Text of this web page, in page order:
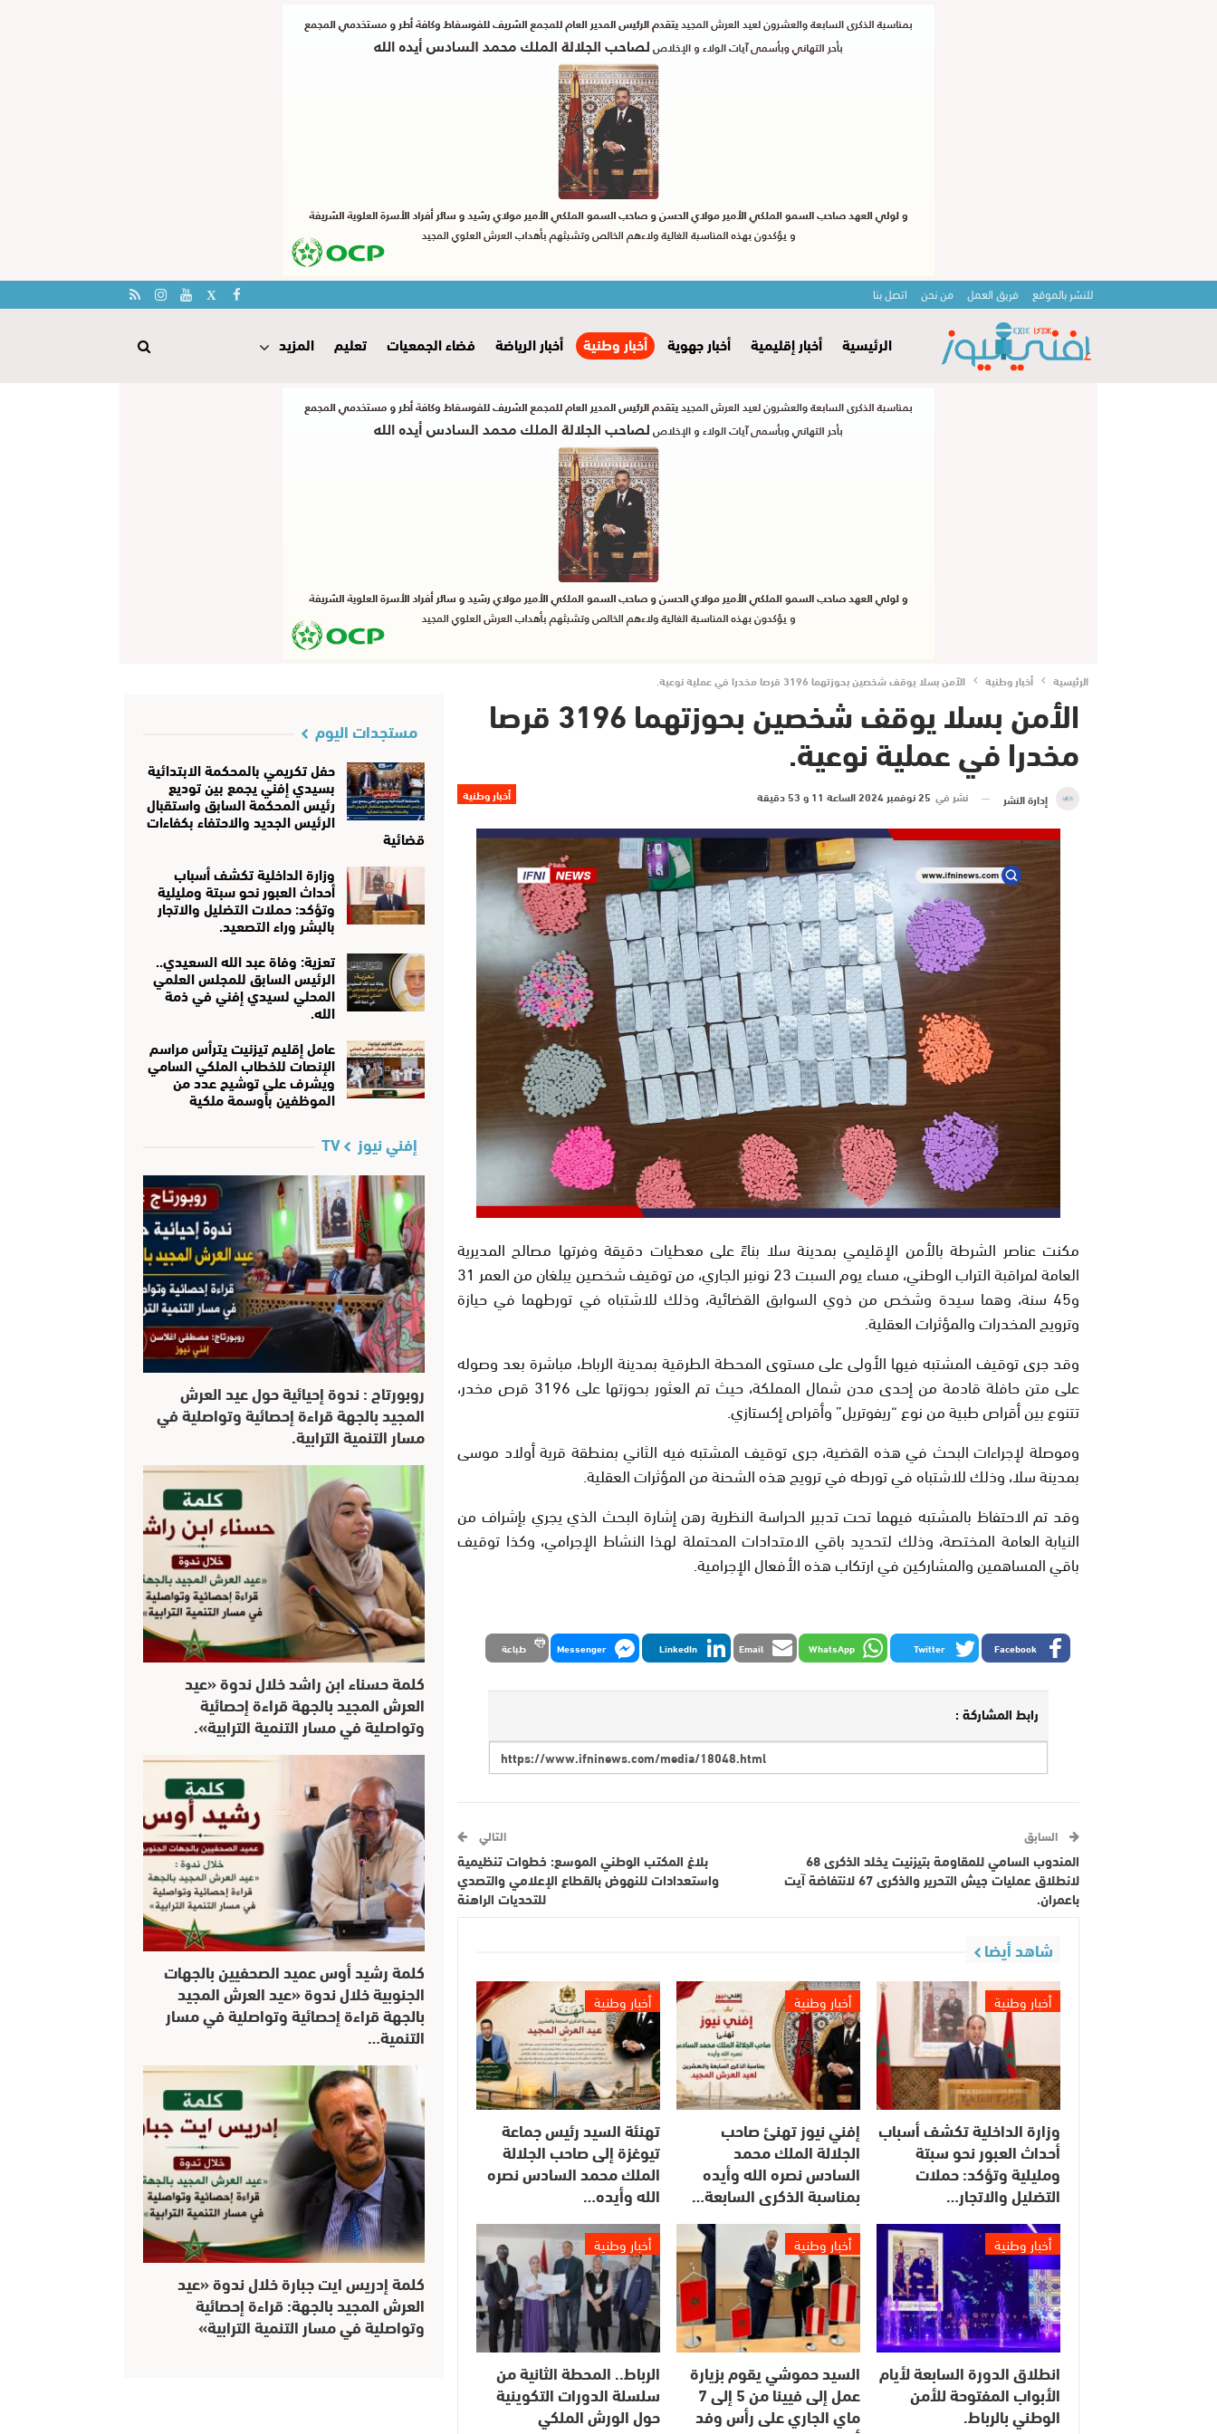
للنشر بالموقع فريق العمل من نحن اتصل بنا
الرئيسية أخبار إقليمية أخبار جهوية أخبار وطنية أخبار الرياضة فضاء الجمعيات تعليم المزيد
الرئيسية أخبار وطنية الأمن بسلا يوقف شخصين بحوزتهما 3196 قرصا مخدرا في عملية نوعية.
الأمن بسلا يوقف شخصين بحوزتهما 3196 قرصا
مخدرا في عملية نوعية.
أخبار وطنية إدارة النشر نشر في 25 نوفمبر 2024 الساعة 11 و 53 دقيقة
مكنت عناصر الشرطة بالأمن الإقليمي بمدينة سلا بناءً على معطيات دقيقة وفرتها مصالح المديرية
العامة لمراقبة التراب الوطني، مساء يوم السبت 23 نونبر الجاري، من توقيف شخصين يبلغان من العمر 31
و45 سنة، وهما سيدة وشخص من ذوي السوابق القضائية، وذلك للاشتباه في تورطهما في حيازة
وترويج المخدرات والمؤثرات العقلية.
وقد جرى توقيف المشتبه فيها الأولى على مستوى المحطة الطرقية بمدينة الرباط، مباشرة بعد وصوله
على متن حافلة قادمة من إحدى مدن شمال المملكة، حيث تم العثور بحوزتها على 3196 قرص مخدر،
تتنوع بين أقراص طبية من نوع “ريفوتريل” وأقراص إكستازي.
وموصلة لإجراءات البحث في هذه القضية، جرى توقيف المشتبه فيه الثاني بمنطقة قرية أولاد موسى
بمدينة سلا، وذلك للاشتباه في تورطه في ترويج هذه الشحنة من المؤثرات العقلية.
وقد تم الاحتفاظ بالمشتبه فيهما تحت تدبير الحراسة النظرية رهن إشارة البحث الذي يجري بإشراف من
النيابة العامة المختصة، وذلك لتحديد باقي الامتدادات المحتملة لهذا النشاط الإجرامي، وكذا توقيف
باقي المساهمين والمشاركين في ارتكاب هذه الأفعال الإجرامية.
Facebook
Twitter
WhatsApp
Email
LinkedIn
Messenger طباعة
رابط المشاركة :
السابق
المندوب السامي للمقاومة بتيزنيت يخلد الذكرى 68
لانطلاق عمليات جيش التحرير والذكرى 67 لانتفاضة آيت
باعمران.
التالي
بلاغ المكتب الوطني الموسع: خطوات تنظيمية
واستعدادات للنهوض بالقطاع الإعلامي والتصدي
للتحديات الراهنة
شاهد أيضا
أخبار وطنية
وزارة الداخلية تكشف أسباب
أحداث العبور نحو سبتة
ومليلية وتؤكد: حملات
التضليل والاتجار…
أخبار وطنية
إفني نيوز تهنئ صاحب
الجلالة الملك محمد
السادس نصره الله وأيده
بمناسبة الذكرى السابعة…
أخبار وطنية
تهنئة السيد رئيس جماعة
تيوغزة إلى صاحب الجلالة
الملك محمد السادس نصره
الله وأيده…
أخبار وطنية
انطلاق الدورة السابعة لأيام
الأبواب المفتوحة للأمن
الوطني بالرباط.
أخبار وطنية
السيد حموشي يقوم بزيارة
عمل إلى فيينا من 5 إلى 7
ماي الجاري على رأس وفد
أخبار وطنية
الرباط.. المحطة الثانية من
سلسلة الدورات التكوينية
حول الورش الملكي
مستجدات اليوم
حفل تكريمي بالمحكمة الابتدائية
بسيدي إفني يجمع بين توديع
رئيس المحكمة السابق واستقبال
الرئيس الجديد والاحتفاء بكفاءات
قضائية
وزارة الداخلية تكشف أسباب
أحداث العبور نحو سبتة ومليلية
وتؤكد: حملات التضليل والاتجار
بالبشر وراء التصعيد.
تعزية: وفاة عبد الله السعيدي..
الرئيس السابق للمجلس العلمي
المحلي لسيدي إفني في ذمة
الله.
عامل إقليم تيزنيت يترأس مراسم
الإنصات للخطاب الملكي السامي
ويشرف على توشيح عدد من
الموظفين بأوسمة ملكية
إفني نيوز TV
روبورتاج : ندوة إحيائية حول عيد العرش
المجيد بالجهة قراءة إحصائية وتواصلية في
مسار التنمية الترابية.
كلمة حسناء ابن راشد خلال ندوة «عيد
العرش المجيد بالجهة قراءة إحصائية
وتواصلية في مسار التنمية الترابية».
كلمة رشيد أوس عميد الصحفيين بالجهات
الجنوبية خلال ندوة «عيد العرش المجيد
بالجهة قراءة إحصائية وتواصلية في مسار
التنمية…
كلمة إدريس ايت جبارة خلال ندوة «عيد
العرش المجيد بالجهة: قراءة إحصائية
وتواصلية في مسار التنمية الترابية»